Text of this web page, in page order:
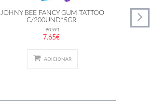
JOHNY BEE FANCY GUM TATTOO
C/200UND*5GR
90591
7.65€
ADICIONAR
JOHNY